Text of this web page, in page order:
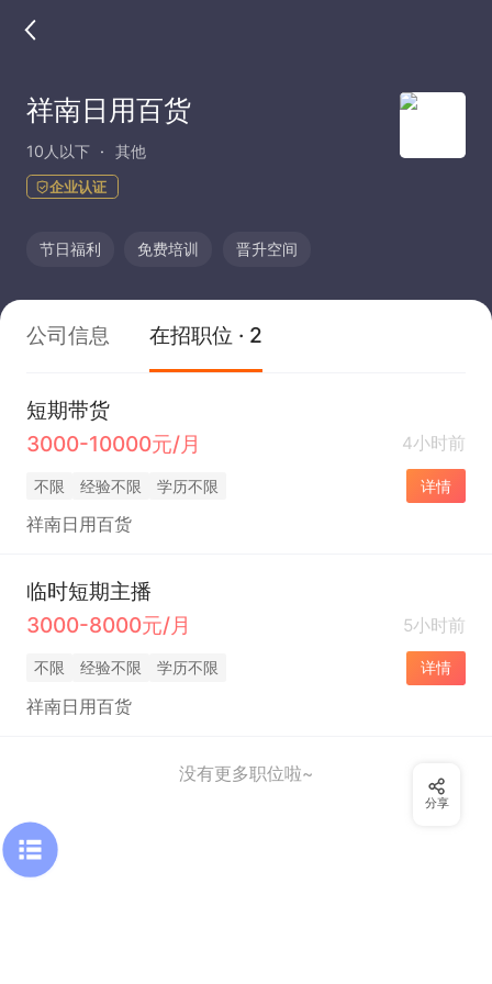
祥南日用百货
10人以下 其他
企业认证
节日福利 免费培训 晋升空间
公司信息 在招职位 · 2
短期带货
3000-10000元/月
4小时前
不限 经验不限 学历不限 详情
祥南日用百货
临时短期主播
3000-8000元/月
5小时前
不限 经验不限 学历不限 详情
祥南日用百货
没有更多职位啦~
分享